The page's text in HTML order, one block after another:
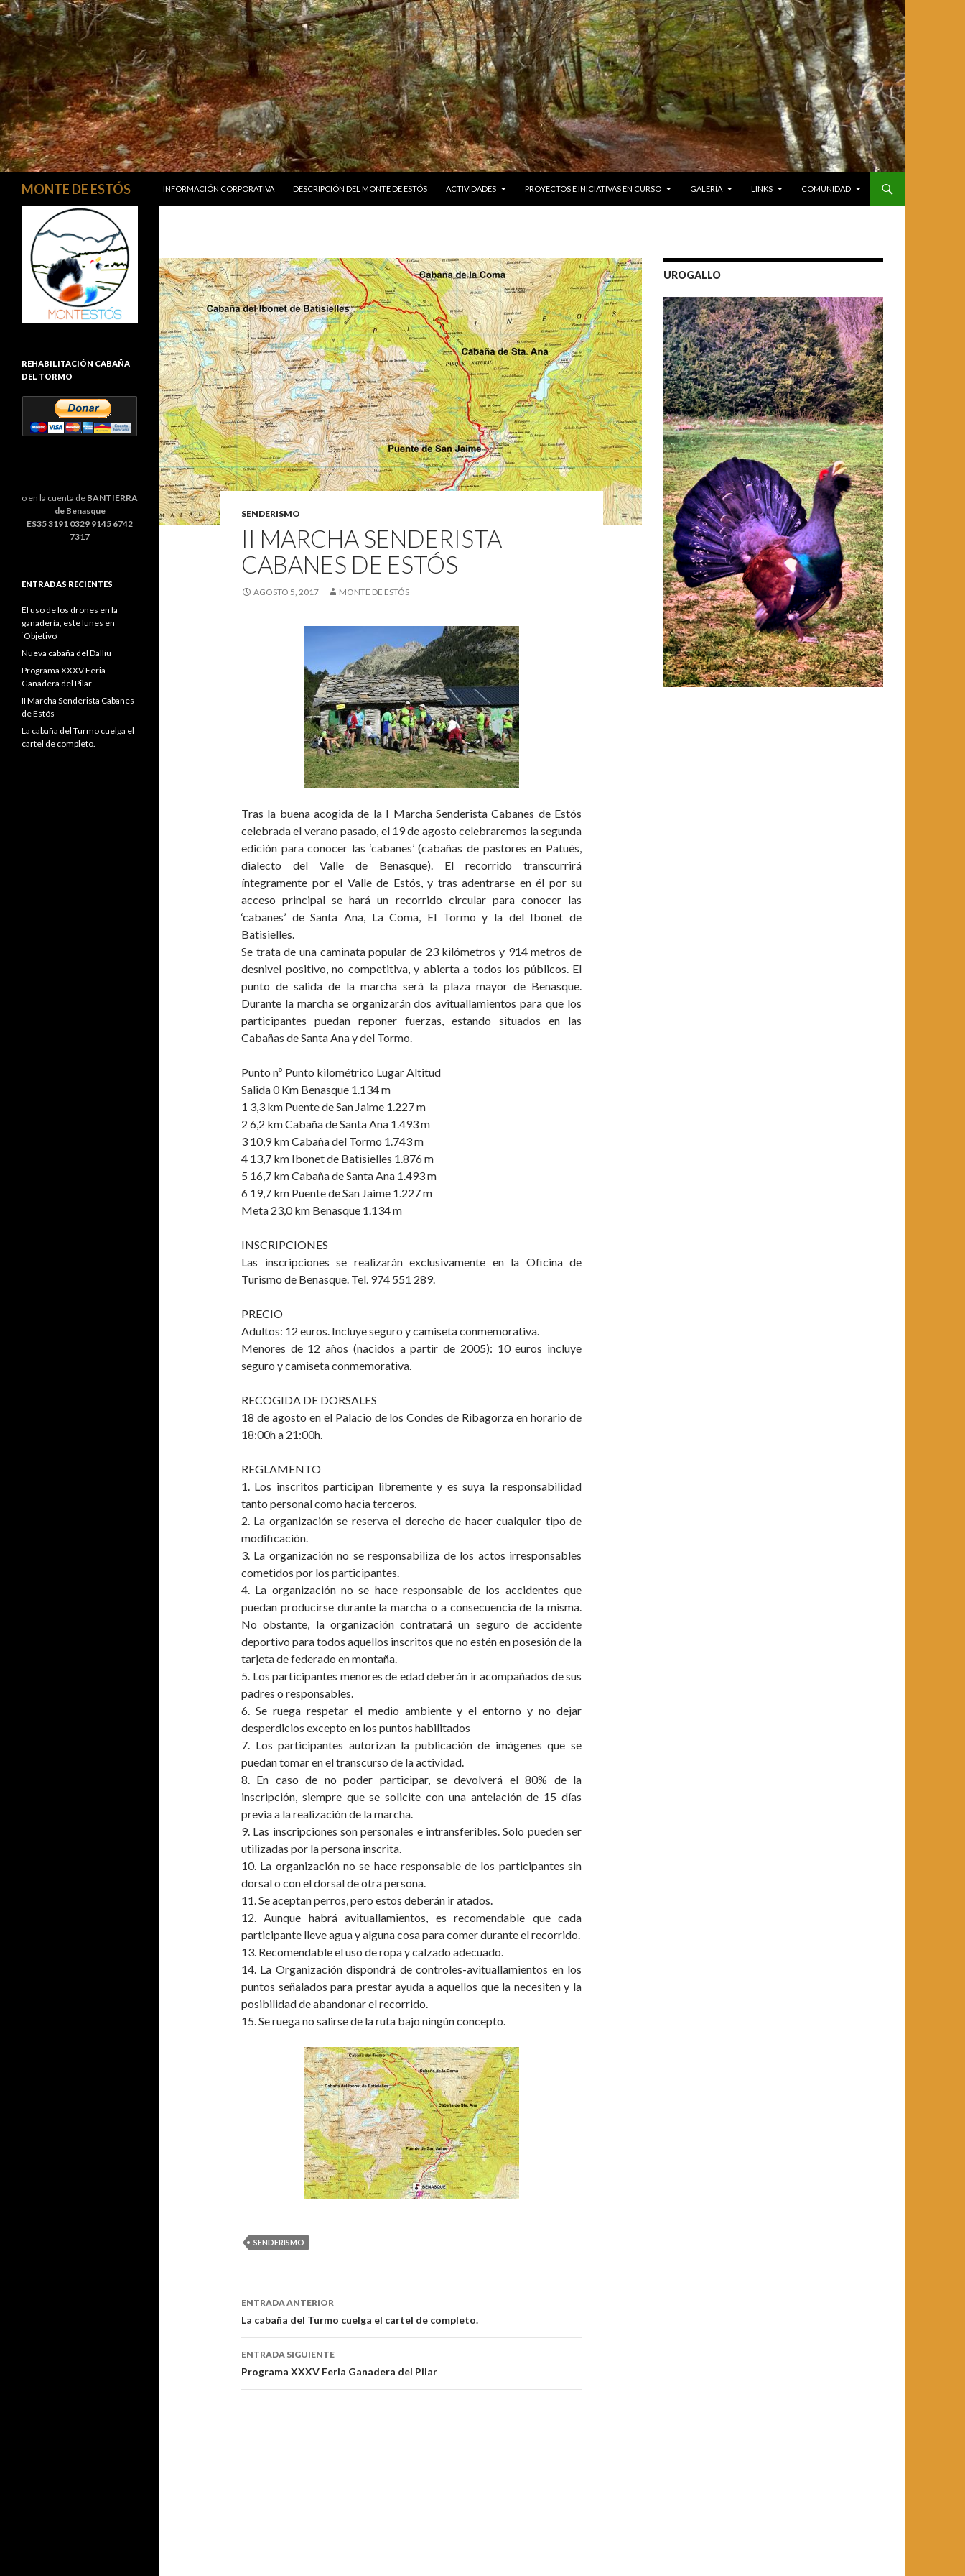
MONTE DE ESTÓS
INFORMACIÓN CORPORATIVA
DESCRIPCIÓN DEL MONTE DE ESTÓS ACTIVIDADES PROYECTOS E INICIATIVAS EN CURSO GALERÍA LINKS COMUNIDAD
SENDERISMO
II MARCHA SENDERISTA
CABANES DE ESTÓS
AGOSTO 5, 2017 MONTE DE ESTÓS
Tras la buena acogida de la I Marcha Senderista Cabanes de Estós
celebrada el verano pasado, el 19 de agosto celebraremos la segunda
edición para conocer las ‘cabanes’ (cabañas de pastores en Patués,
dialecto del Valle de Benasque). El recorrido transcurrirá
íntegramente por el Valle de Estós, y tras adentrarse en él por su
acceso principal se hará un recorrido circular para conocer las
‘cabanes’ de Santa Ana, La Coma, El Tormo y la del Ibonet de
Batisielles.
Se trata de una caminata popular de 23 kilómetros y 914 metros de
desnivel positivo, no competitiva, y abierta a todos los públicos. El
punto de salida de la marcha será la plaza mayor de Benasque.
Durante la marcha se organizarán dos avituallamientos para que los
participantes puedan reponer fuerzas, estando situados en las
Cabañas de Santa Ana y del Tormo.
Punto nº Punto kilométrico Lugar Altitud
Salida 0 Km Benasque 1.134 m
1 3,3 km Puente de San Jaime 1.227 m
2 6,2 km Cabaña de Santa Ana 1.493 m
3 10,9 km Cabaña del Tormo 1.743 m
4 13,7 km Ibonet de Batisielles 1.876 m
5 16,7 km Cabaña de Santa Ana 1.493 m
6 19,7 km Puente de San Jaime 1.227 m
Meta 23,0 km Benasque 1.134 m
INSCRIPCIONES
Las inscripciones se realizarán exclusivamente en la Oficina de
Turismo de Benasque. Tel. 974 551 289.
PRECIO
Adultos: 12 euros. Incluye seguro y camiseta conmemorativa.
Menores de 12 años (nacidos a partir de 2005): 10 euros incluye
seguro y camiseta conmemorativa.
RECOGIDA DE DORSALES
18 de agosto en el Palacio de los Condes de Ribagorza en horario de
18:00h a 21:00h.
REGLAMENTO
1. Los inscritos participan libremente y es suya la responsabilidad
tanto personal como hacia terceros.
2. La organización se reserva el derecho de hacer cualquier tipo de
modificación.
3. La organización no se responsabiliza de los actos irresponsables
cometidos por los participantes.
4. La organización no se hace responsable de los accidentes que
puedan producirse durante la marcha o a consecuencia de la misma.
No obstante, la organización contratará un seguro de accidente
deportivo para todos aquellos inscritos que no estén en posesión de la
tarjeta de federado en montaña.
5. Los participantes menores de edad deberán ir acompañados de sus
padres o responsables.
6. Se ruega respetar el medio ambiente y el entorno y no dejar
desperdicios excepto en los puntos habilitados
7. Los participantes autorizan la publicación de imágenes que se
puedan tomar en el transcurso de la actividad.
8. En caso de no poder participar, se devolverá el 80% de la
inscripción, siempre que se solicite con una antelación de 15 días
previa a la realización de la marcha.
9. Las inscripciones son personales e intransferibles. Solo pueden ser
utilizadas por la persona inscrita.
10. La organización no se hace responsable de los participantes sin
dorsal o con el dorsal de otra persona.
11. Se aceptan perros, pero estos deberán ir atados.
12. Aunque habrá avituallamientos, es recomendable que cada
participante lleve agua y alguna cosa para comer durante el recorrido.
13. Recomendable el uso de ropa y calzado adecuado.
14. La Organización dispondrá de controles-avituallamientos en los
puntos señalados para prestar ayuda a aquellos que la necesiten y la
posibilidad de abandonar el recorrido.
15. Se ruega no salirse de la ruta bajo ningún concepto.
SENDERISMO
Navegación
de
entradas
ENTRADA ANTERIOR
La cabaña del Turmo cuelga el cartel de completo.
ENTRADA SIGUIENTE
Programa XXXV Feria Ganadera del Pilar
UROGALLO
REHABILITACIÓN CABAÑA
DEL TORMO
o en la cuenta de BANTIERRA
de Benasque
ES35 3191 0329 9145 6742
7317
ENTRADAS RECIENTES
El uso de los drones en la
ganadería, este lunes en
‘Objetivo’
Nueva cabaña del Dalliu
Programa XXXV Feria
Ganadera del Pilar
II Marcha Senderista Cabanes
de Estós
La cabaña del Turmo cuelga el
cartel de completo.